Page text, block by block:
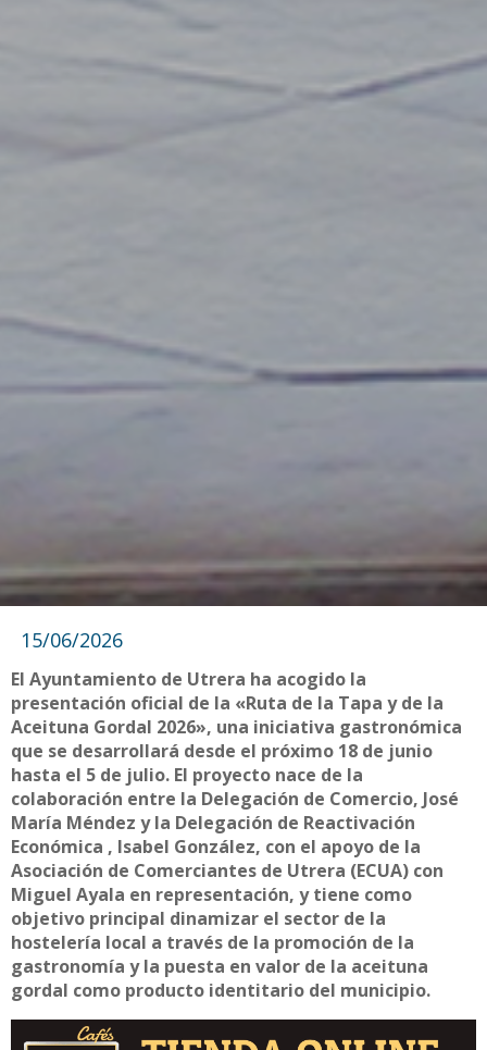
15/06/2026
El Ayuntamiento de Utrera ha acogido la
presentación oficial de la «Ruta de la Tapa y de la
Aceituna Gordal 2026», una iniciativa gastronómica
que se desarrollará desde el próximo 18 de junio
hasta el 5 de julio. El proyecto nace de la
colaboración entre la Delegación de Comercio, José
María Méndez y la Delegación de Reactivación
Económica , Isabel González, con el apoyo de la
Asociación de Comerciantes de Utrera (ECUA) con
Miguel Ayala en representación, y tiene como
objetivo principal dinamizar el sector de la
hostelería local a través de la promoción de la
gastronomía y la puesta en valor de la aceituna
gordal como producto identitario del municipio.